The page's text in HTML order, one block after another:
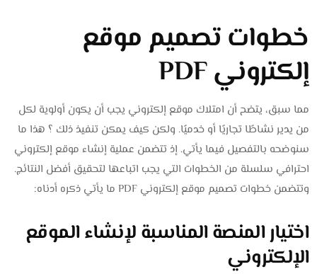
خطوات تصميم موقع
إلكتروني PDF
مما سبق، يتضح أن امتلاك موقع إلكتروني يجب أن يكون أولوية لكل
من يدير نشاطًا تجاريًا أو خدميًا. ولكن كيف يمكن تنفيذ ذلك ؟ هذا ما
سنوضحه بالتفصيل فيما يأتي. إذ تتضمن عملية إنشاء موقع إلكتروني
احترافي سلسلة من الخطوات التي يجب اتباعها لتحقيق أفضل النتائج.
وتتضمن خطوات تصميم موقع إلكتروني PDF ما يأتي ذكره أدناه:
اختيار المنصة المناسبة لإنشاء الموقع
الإلكتروني